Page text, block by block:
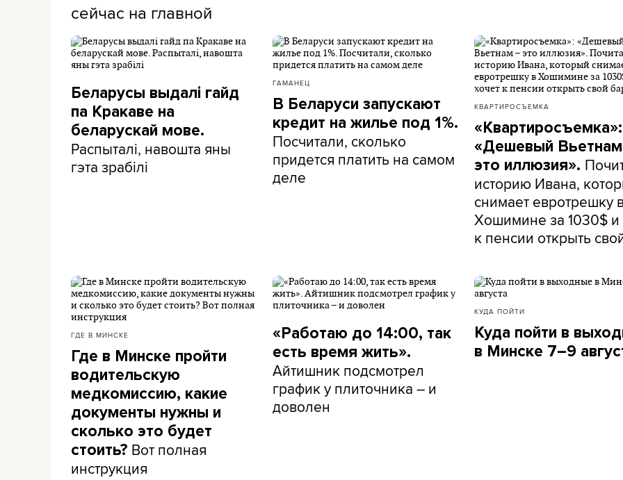
сейчас на главной
Беларусы выдалі гайд
па Кракаве на
беларускай мове.
Распыталі, навошта яны
гэта зрабілі
ГАМАНЕЦ
В Беларуси запускают
кредит на жилье под 1%.
Посчитали, сколько
придется платить на самом
деле
КВАРТИРОСЪЕМКА
«Квартиросъемка»:
«Дешевый
это иллюзия».
историю Ивана,
снимает евротрешку
Хошимине за 1030$ и
к пенсии открыть
ГДЕ В МИНСКЕ
Где в Минске пройти
водительскую
медкомиссию, какие
документы нужны и
сколько это будет
стоить? Вот полная
инструкция
«Работаю до 14:00, так
есть время жить».
Айтишник подсмотрел
график у плиточника – и
доволен
КУДА ПОЙТИ
Куда пойти в
в Минске 7–9